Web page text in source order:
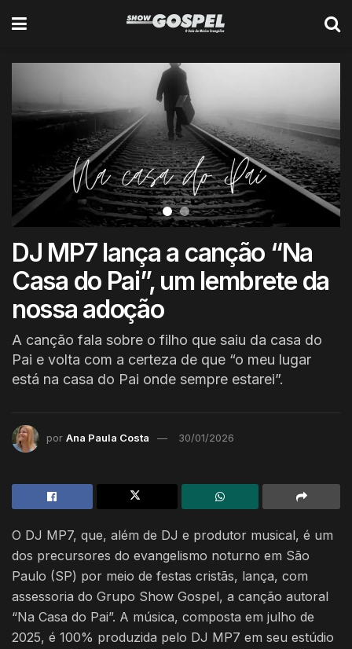
DJ MP7 lança a canção “Na
Casa do Pai”, um lembrete da
nossa adoção
A canção fala sobre o filho que saiu da casa do
Pai e volta com a certeza de que “o meu lugar
está na casa do Pai onde sempre estarei”.
por Ana Paula Costa 30/01/2026
O DJ MP7, que, além de DJ e produtor musical, é um
dos precursores do evangelismo noturno em São
Paulo (SP) por meio de festas cristãs, lança, com
assessoria do Grupo Show Gospel, a canção autoral
“Na Casa do Pai”. A música, composta em julho de
2025, é 100% produzida pelo DJ MP7 em seu estúdio